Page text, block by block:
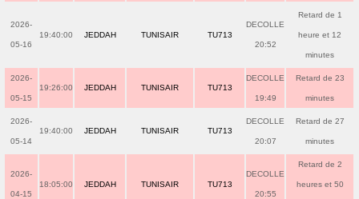
2026-
05-16
19:40:00 JEDDAH TUNISAIR TU713
DECOLLE
20:52
Retard de 1
heure et 12
minutes
2026-
05-15
19:26:00 JEDDAH TUNISAIR TU713
DECOLLE
19:49
Retard de 23
minutes
2026-
05-14
19:40:00 JEDDAH TUNISAIR TU713
DECOLLE
20:07
Retard de 27
minutes
2026-
04-15
18:05:00 JEDDAH TUNISAIR TU713
DECOLLE
20:55
Retard de 2
heures et 50